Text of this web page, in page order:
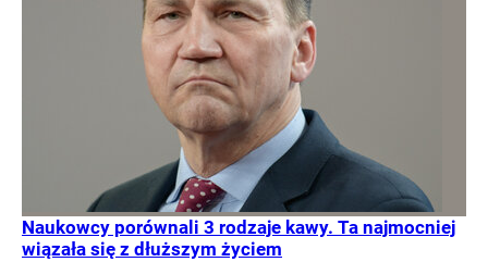
Naukowcy porównali 3 rodzaje kawy. Ta najmocniej
wiązała się z dłuższym życiem